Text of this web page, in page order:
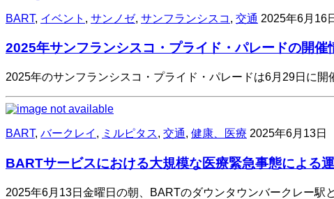
BART, イベント , サンノゼ, サンフランシスコ , 交通 2025年6月16
2025年サンフランシスコ・プライド・パレードの開催
2025年のサンフランシスコ・プライド・パレードは6月29日に
BART, バークレイ , ミルピタス, 交通, 健康、医療 2025年6月13日
BARTサービスにおける大規模な医療緊急事態による
2025年6月13日金曜日の朝、BARTのダウンタウンバークレー駅